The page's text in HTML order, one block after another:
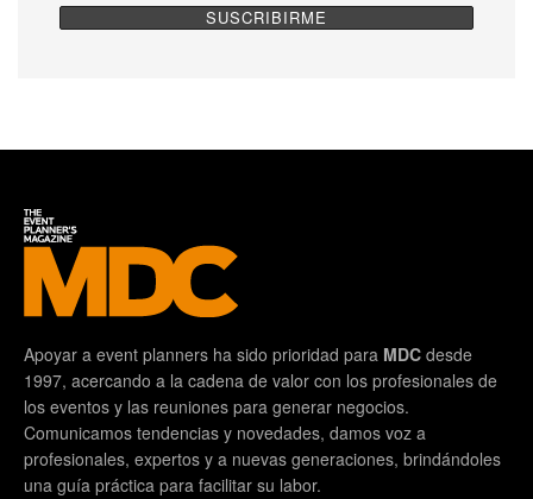
Apoyar a event planners ha sido prioridad para MDC desde
1997, acercando a la cadena de valor con los profesionales de
los eventos y las reuniones para generar negocios.
Comunicamos tendencias y novedades, damos voz a
profesionales, expertos y a nuevas generaciones, brindándoles
una guía práctica para facilitar su labor.